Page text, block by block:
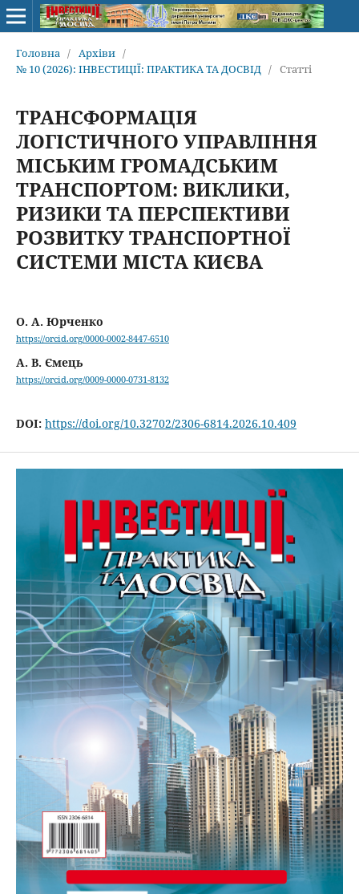
Головна / Архіви /
№ 10 (2026): ІНВЕСТИЦІЇ: ПРАКТИКА ТА ДОСВІД / Статті
ТРАНСФОРМАЦІЯ
ЛОГІСТИЧНОГО УПРАВЛІННЯ
МІСЬКИМ ГРОМАДСЬКИМ
ТРАНСПОРТОМ: ВИКЛИКИ,
РИЗИКИ ТА ПЕРСПЕКТИВИ
РОЗВИТКУ ТРАНСПОРТНОЇ
СИСТЕМИ МІСТА КИЄВА
О. А. Юрченко
https://orcid.org/0000-0002-8447-6510
А. В. Ємець
https://orcid.org/0009-0000-0731-8132
DOI: https://doi.org/10.32702/2306-6814.2026.10.409